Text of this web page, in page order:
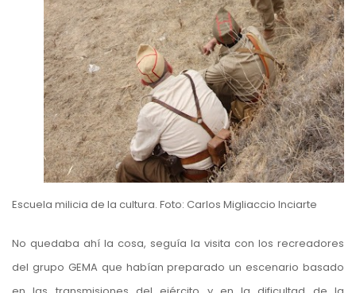
Escuela milicia de la cultura. Foto: Carlos Migliaccio Inciarte
No quedaba ahí la cosa, seguía la visita con los recreadores
del grupo GEMA que habían preparado un escenario basado